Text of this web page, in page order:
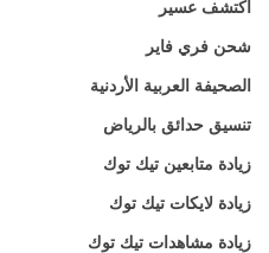
أكتشف عسير
شحن فري فاير
الصحيفة العربية الأردنية
تنسيق حدائق بالرياض
زيادة متابعين تيك توك
زيادة لايكات تيك توك
زيادة مشاهدات تيك توك